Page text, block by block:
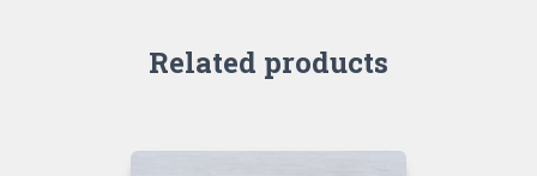
Related products